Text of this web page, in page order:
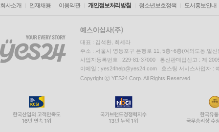
회사소개 인재채용 이용약관 개인정보처리방침 청소년보호정책 도서홍보안내
대표 : 김석환, 최세라
주소 : 서울시 영등포구 은행로 11, 5층~6층(여의도동,일신
사업자등록번호 : 229-81-37000 통신판매업신고 : 제
이메일 : yes24help@yes24.com 호스팅 서비스사업자 :
Copyright ⓒ YES24 Corp. All Rights Reserved.